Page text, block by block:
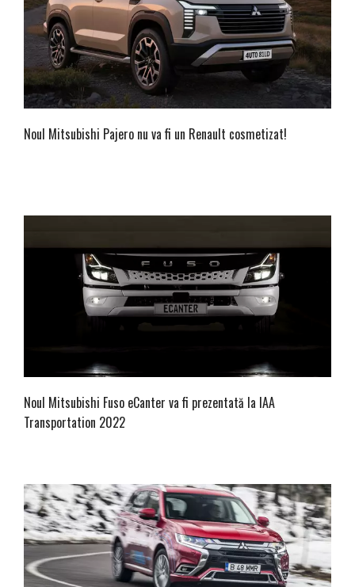
Noul Mitsubishi Pajero nu va fi un Renault cosmetizat!
Noul Mitsubishi Fuso eCanter va fi prezentată la IAA
Transportation 2022